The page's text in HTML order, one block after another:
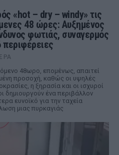
«hot – dry – windy» τις
48 ώρες: Αυξημένος
φωτιάς, συναγερμός
περιφέρειες
48ωρο, επομένως, απαιτεί
προσοχή, καθώς οι υψηλές
η ξηρασία και οι ισχυροί
δημιουργούν ένα περιβάλλον
ευνοϊκό για την ταχεία
μιας πυρκαγιάς